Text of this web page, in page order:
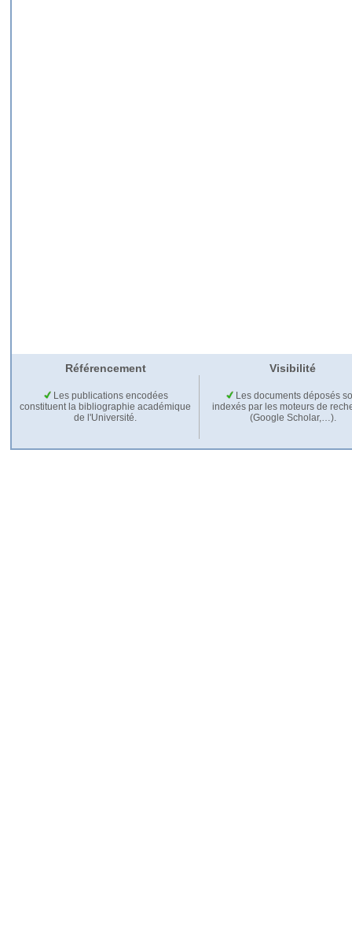
Référencement Visibilité
Les publications encodées
constituent la bibliographie académique
de l'Université.
Les documents déposés
indexés par les moteurs de
(Google Scholar,…).